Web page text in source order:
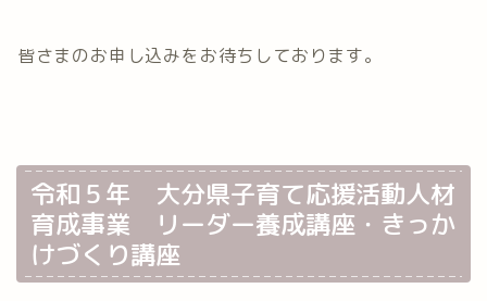
⁡皆さまのお申し込みをお待ちしております。
令和５年 大分県子育て応援活動人材
育成事業 リーダー養成講座・きっか
けづくり講座